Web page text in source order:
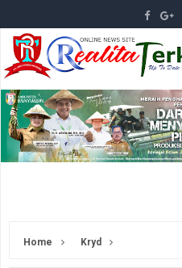
Home Kryd